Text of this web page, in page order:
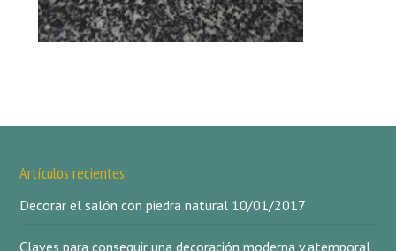
Artículos recientes
Decorar el salón con piedra natural 10/01/2017
Claves para conseguir una decoración moderna y atemporal